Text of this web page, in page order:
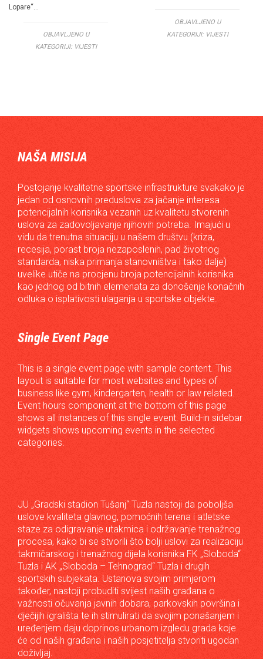
Lopare“…
OBJAVLJENO U
KATEGORIJI: VIJESTI
OBJAVLJENO U
KATEGORIJI: VIJESTI
NAŠA MISIJA
Postojanje kvalitetne sportske infrastrukture svakako je
jedan od osnovnih preduslova za jačanje interesa
potencijalnih korisnika vezanih uz kvalitetu stvorenih
uslova za zadovoljavanje njihovih potreba. Imajući u
vidu da trenutna situaciju u našem društvu (kriza,
recesija, porast broja nezaposlenih, pad životnog
standarda, niska primanja stanovništva i tako dalje)
uvelike utiče na procjenu broja potencijalnih korisnika
kao jednog od bitnih elemenata za donošenje konačnih
odluka o isplativosti ulaganja u sportske objekte.
Single Event Page
This is a single event page with sample content. This
layout is suitable for most websites and types of
business like gym, kindergarten, health or law related.
Event hours component at the bottom of this page
shows all instances of this single event. Build-in sidebar
widgets shows upcoming events in the selected
categories.
JU „Gradski stadion Tušanj“ Tuzla nastoji da poboljša
uslove kvaliteta glavnog, pomoćnih terena i atletske
staze za odigravanje utakmica i održavanje trenažnog
procesa, kako bi se stvorili što bolji uslovi za realizaciju
takmičarskog i trenažnog dijela korisnika FK „Sloboda“
Tuzla i AK „Sloboda – Tehnograd“ Tuzla i drugih
sportskih subjekata. Ustanova svojim primjerom
također, nastoji probuditi svijest naših građana o
važnosti očuvanja javnih dobara, parkovskih površina i
dječijih igrališta te ih stimulirati da svojim ponašanjem i
uređenjem daju doprinos urbanom izgledu grada koje
će od naših građana i naših posjetitelja stvoriti ugodan
doživljaj.